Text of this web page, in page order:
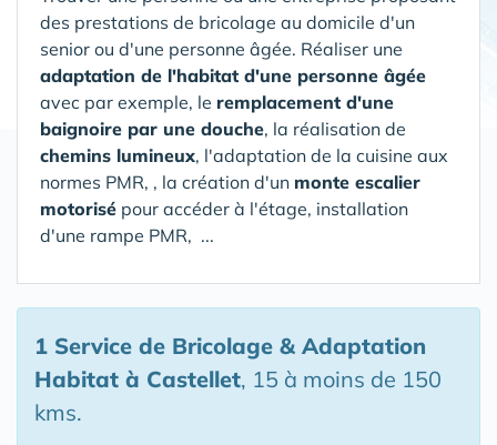
des prestations de bricolage au domicile d'un
senior ou d'une personne âgée. Réaliser une
adaptation de l'habitat d'une personne âgée
avec par exemple, le remplacement d'une
baignoire par une douche, la réalisation de
chemins lumineux, l'adaptation de la cuisine aux
normes PMR, , la création d'un monte escalier
motorisé pour accéder à l'étage, installation
d'une rampe PMR, ...
1 Service de Bricolage & Adaptation
Habitat à Castellet, 15 à moins de 150
kms.